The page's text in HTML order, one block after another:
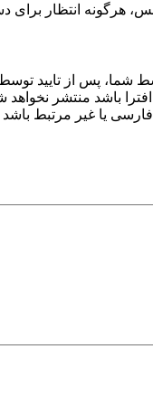
هرگونه انتظار برای
شما، پس از تایید
باشد منتشر نخواهد
فارسی یا غیر مرتبط